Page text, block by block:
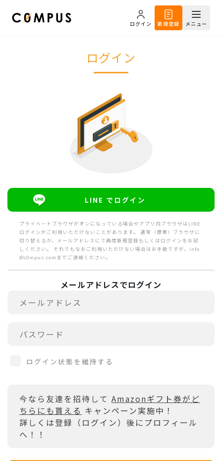
ログイン 新規登録 メニュー
ログイン
LINE でログイン
プライベートブラウザがオンになっている場合やアプリ内ブラウザはLINE
ログインがご利用いただけないことがあります。 通常（標準）ブラウザに
切り替えるか，メールアドレスにて再度新規登録もしくはログインをお試
しください。 それでもなおご利用いただけない場合はお手数ですが，info
@c0mpus.comまでご連絡ください。
メールアドレスでログイン
ログイン状態を維持する
今なら友達を招待して Amazonギフト券がど
ちらにも貰える キャンペーン実施中！
詳しくは登録（ログイン）後にプロフィール
へ！！